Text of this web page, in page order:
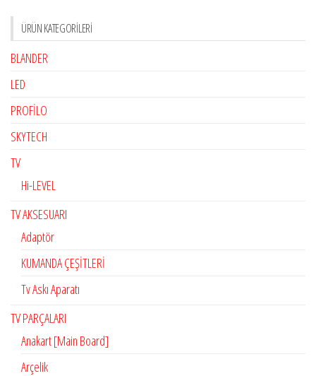
ÜRÜN KATEGORILERI
BLANDER
LED
PROFİLO
SKYTECH
TV
Hi-LEVEL
TV AKSESUARI
Adaptör
KUMANDA ÇEŞİTLERİ
Tv Askı Aparatı
TV PARÇALARI
Anakart [Main Board]
Arçelik